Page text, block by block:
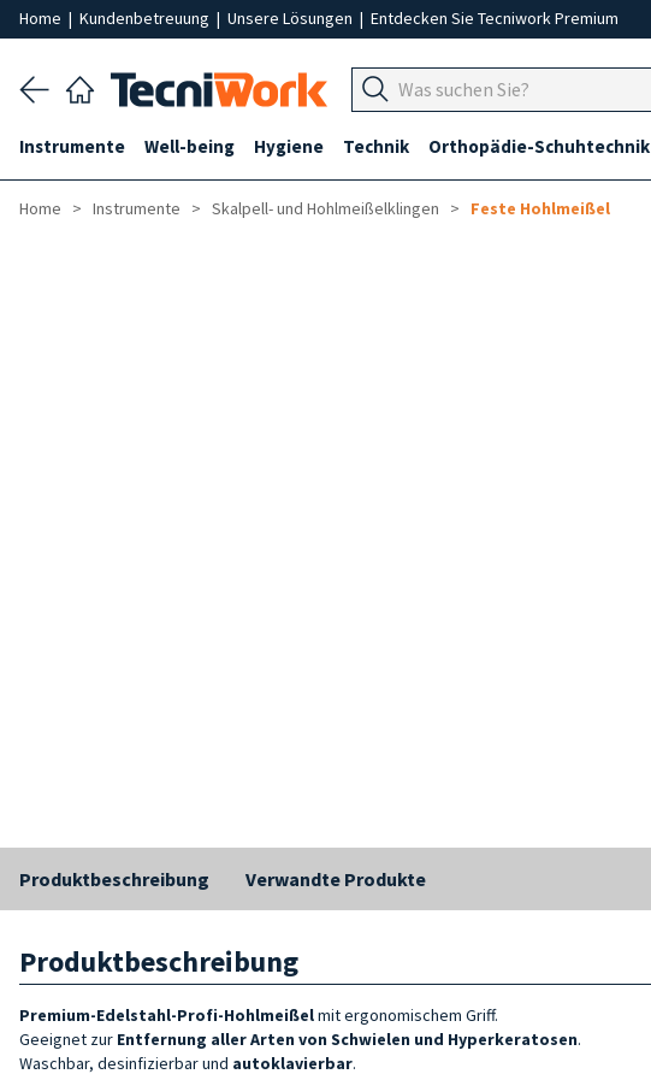
Home | Kundenbetreuung | Unsere Lösungen | Entdecken Sie Tecniwork Premium
Instrumente Well-being Hygiene Technik Orthopädie-Schuhtechnik
Home Instrumente Skalpell- und Hohlmeißelklingen Feste Hohlmeißel
Produktbeschreibung Verwandte Produkte
Produktbeschreibung
Premium-Edelstahl-Profi-Hohlmeißelmit ergonomischem Griff.
Geeignet zur Entfernung aller Arten von Schwielen und Hyperkeratosen.
Waschbar, desinfizierbar und autoklavierbar.